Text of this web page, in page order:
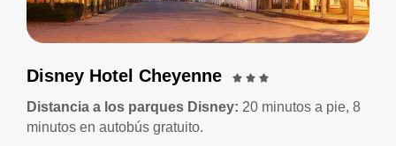
Disney Hotel Cheyenne
Distancia a los parques Disney: 20 minutos a pie, 8
minutos en autobús gratuito.